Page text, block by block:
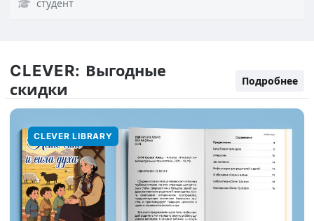
студент
CLEVER: Выгодные
скидки
Подробнее
CLEVER LIBRARY